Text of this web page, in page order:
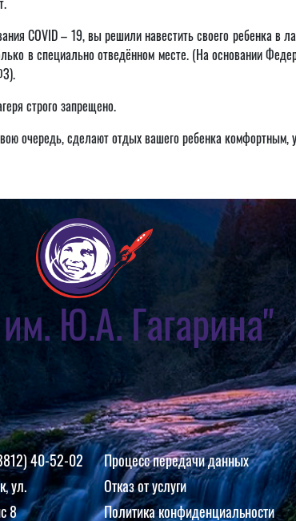
COVID – 19, вы решили навестить своего ребенка в
в специально отведённом месте. (На основании
строго запрещено.
очередь, сделают отдых вашего ребенка
Ю.А. Гагарина"
40-52-02
ул.
8
Процесс передачи данных
Отказ от услуги
Политика конфиденциальности